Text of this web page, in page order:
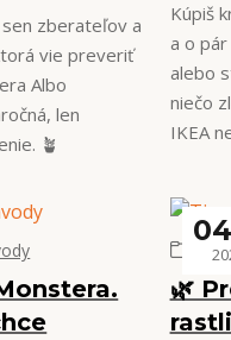
zberateľov a
vie preveriť
Albo
len
🪴
Kúpiš
a o
alebo
niečo
IKEA
🌿
04